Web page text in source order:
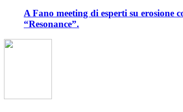
A Fano meeting di esperti su erosione
“Resonance”.